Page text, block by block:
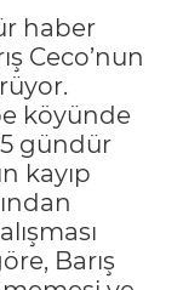
haber
Ceco’nun
köyünde
5 gündür
kayıp
Barış